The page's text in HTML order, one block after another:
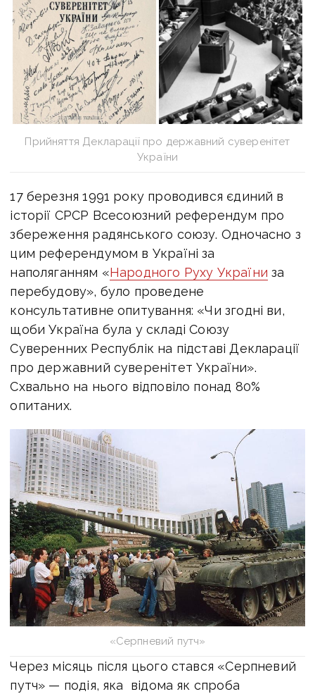
Прийняття Декларації про державний суверенітет
України
17 березня 1991 року проводився єдиний в
історії СРСР Всесоюзний референдум про
збереження радянського союзу. Одночасно з
цим референдумом в Україні за
наполяганням «Народного Руху України за
перебудову», було проведене
консультативне опитування: «Чи згодні ви,
щоби Україна була у складі Союзу
Суверенних Республік на підставі Декларації
про державний суверенітет України».
Схвально на нього відповіло понад 80%
опитаних.
«Серпневий путч»
Через місяць після цього стався «Серпневий
путч» — подія, яка відома як спроба